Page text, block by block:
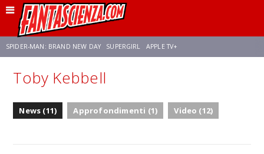
SPIDER-MAN: BRAND NEW DAY SUPERGIRL APPLE TV+
FRANCO RICCIARDIELLO ZENDAYA
Toby Kebbell
News (11) Approfondimenti (1) Video (12)